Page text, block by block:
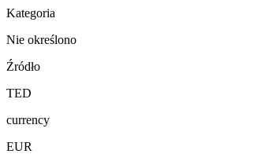
Kategoria
Nie określono
Źródło
TED
currency
EUR